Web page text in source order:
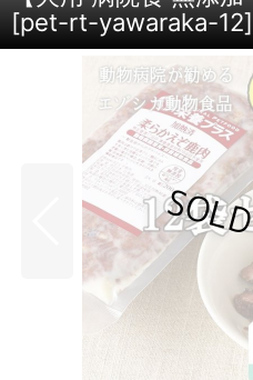
[pet-rt-yawaraka-12]